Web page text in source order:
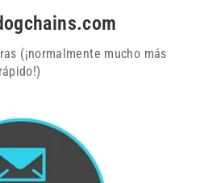
(¡normalmente mucho más
rápido!)